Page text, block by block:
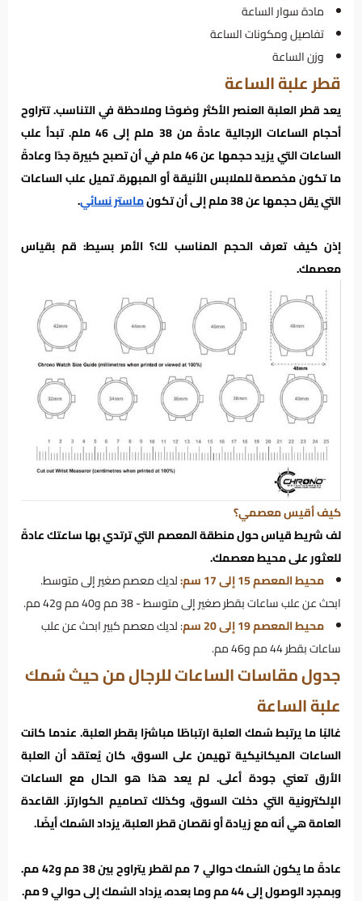
مادة سوار الساعة
تفاصيل ومكونات الساعة
وزن الساعة
قطر علبة الساعة
يعد قطر العلبة العنصر الأكثر وضوحًا وملاحظة في التناسب. تتراوح
أحجام الساعات الرجالية عادةً من 38 ملم إلى 46 ملم. تبدأ علب
الساعات التي يزيد حجمها عن 46 ملم في أن تصبح كبيرة جدًا وعادةً
ما تكون مخصصة للملابس الأنيقة أو المبهرة. تميل علب الساعات
التي يقل حجمها عن 38 ملم إلى أن تكون
ماستر نسائي.
إذن كيف تعرف الحجم المناسب لك؟ الأمر بسيط: قم بقياس
معصمك.
كيف أقيس معصمي؟
لف شريط قياس حول منطقة المعصم التي ترتدي بها ساعتك عادةً
للعثور على محيط معصمك.
محيط المعصم 15 إلى 17 سم:
لديك معصم صغير إلى متوسط.
ابحث عن علب ساعات بقطر صغير إلى متوسط ​​- 38 مم و40 مم و42 مم.
محيط المعصم 19 إلى 20 سم
: لديك معصم كبير ابحث عن علب
ساعات بقطر 44 مم و46 مم.
جدول مقاسات الساعات للرجال من حيث سُمك
علبة الساعة
غالبًا ما يرتبط سُمك العلبة ارتباطًا مباشرًا بقطر العلبة. عندما كانت
الساعات الميكانيكية تهيمن على السوق، كان يُعتقد أن العلبة
الأرق تعني جودة أعلى. لم يعد هذا هو الحال مع الساعات
الإلكترونية التي دخلت السوق، وكذلك تصاميم الكوارتز. القاعدة
العامة هي أنه مع زيادة أو نقصان قطر العلبة، يزداد السُمك أيضًا.
عادةً ما يكون السُمك حوالي 7 مم لقطر يتراوح بين 38 مم و42 مم.
وبمجرد الوصول إلى 44 مم وما بعده، يزداد السُمك إلى حوالي 9 مم.